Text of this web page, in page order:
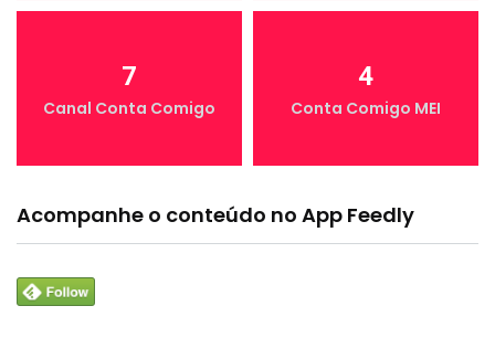
7
Canal Conta Comigo
4
Conta Comigo MEI
Acompanhe o conteúdo no App Feedly